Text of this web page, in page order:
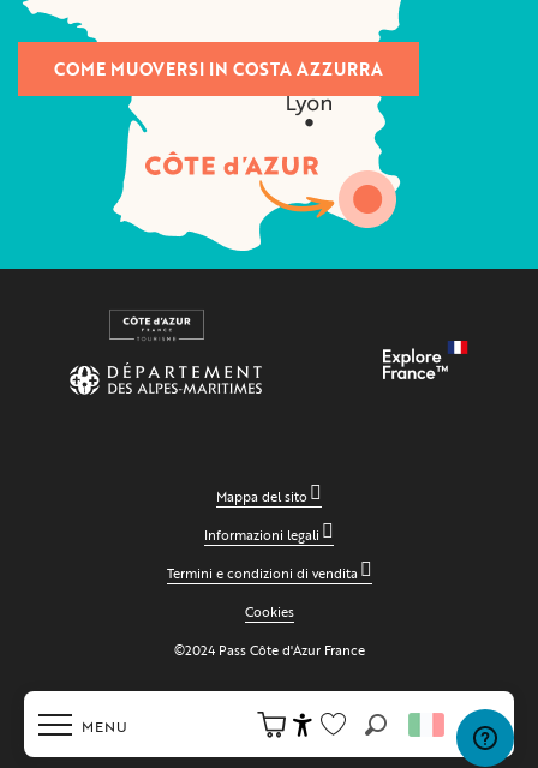
MENU
Accessibilité
Voir les favoris
Ricerca
COME MUOVERSI IN COSTA AZZURRA
Mappa del sito
Informazioni legali
Termini e condizioni di vendita
Cookies
©2024 Pass Côte d'Azur France